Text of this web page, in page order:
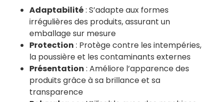
Adaptabilité: S’adapte aux formes
irrégulières des produits, assurant un
emballage sur mesure
Protection : Protège contre les intempéries,
la poussière et les contaminants externes
Présentation : Améliore l’apparence des
produits grâce à sa brillance et sa
transparence